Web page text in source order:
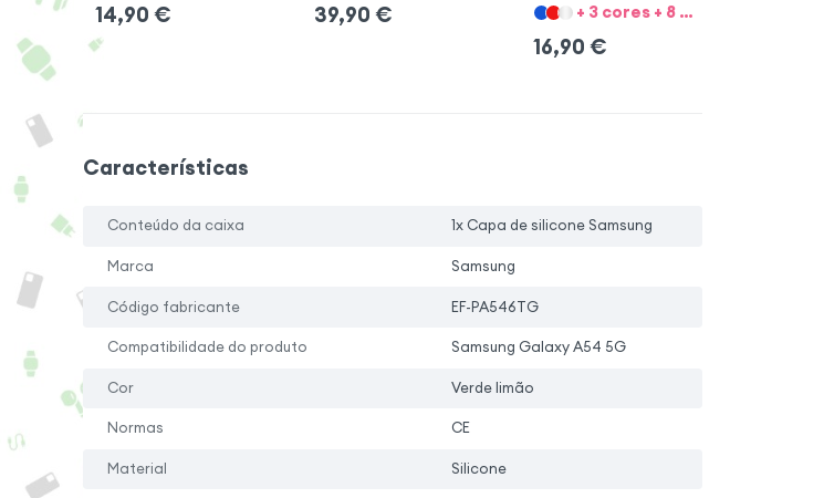
14,90 € 39,90 € + 3 cores + 8 Opções
16,90 €
Características
Conteúdo da caixa 1x Capa de silicone Samsung
Marca Samsung
Código fabricante EF-PA546TG
Compatibilidade do produto Samsung Galaxy A54 5G
Cor Verde limão
Normas CE
Material Silicone